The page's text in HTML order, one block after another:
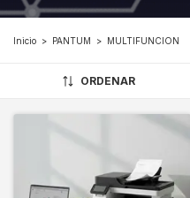
Inicio > PANTUM > MULTIFUNCION
ORDENAR